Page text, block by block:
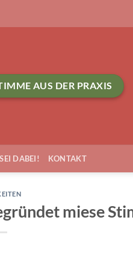
AUS DER PRAXIS
SEI DABEI! KONTAKT
miese